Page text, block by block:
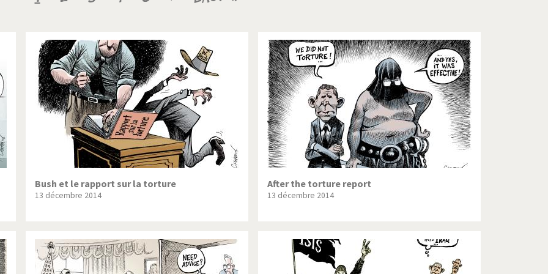
arabe à l'hiver Election présidentielle US Guerre en Syrie
Palestine L'Amérique et les armes L'Iran tremble
du Nord: guerre ou paix? La finance et ses crises La France en marche
UDC Le Best-Of Le boson de Higgs
Bush Les années Obama Les inégalités croissent
suisse en Libye Pakistan incertain Pascal Couchepin
Trump II Un monde de foot
Bush et le rapport sur la torture
13 décembre 2014
After the torture report
13 décembre 2014